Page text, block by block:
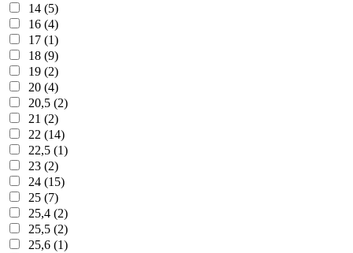
14 (5)
16 (4)
17 (1)
18 (9)
19 (2)
20 (4)
20,5 (2)
21 (2)
22 (14)
22,5 (1)
23 (2)
24 (15)
25 (7)
25,4 (2)
25,5 (2)
25,6 (1)